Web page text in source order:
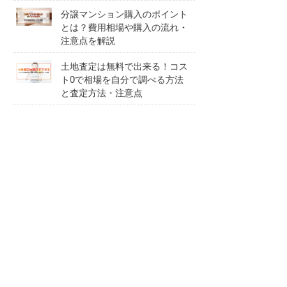
分譲マンション購入のポイント
とは？費用相場や購入の流れ・
注意点を解説
土地査定は無料で出来る！コス
ト0で相場を自分で調べる方法
と査定方法・注意点